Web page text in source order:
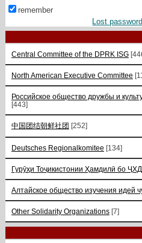
remember
Lost password
Central Committee of the DPRK ISG
North American Executive Committee
Российское общество дружбы и
[443]
中国团结朝鲜社团 [252]
Deutsches Regionalkomitee [134]
Гурӯҳи Тоҷикистонии Ҳамдилӣ бо
Алтайское общество изучения идей
Other Solidarity Organizations [7]